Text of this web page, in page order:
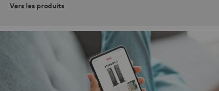
Vers les produits